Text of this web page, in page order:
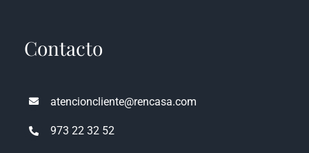
Contacto
atencioncliente@rencasa.com
973 22 32 52